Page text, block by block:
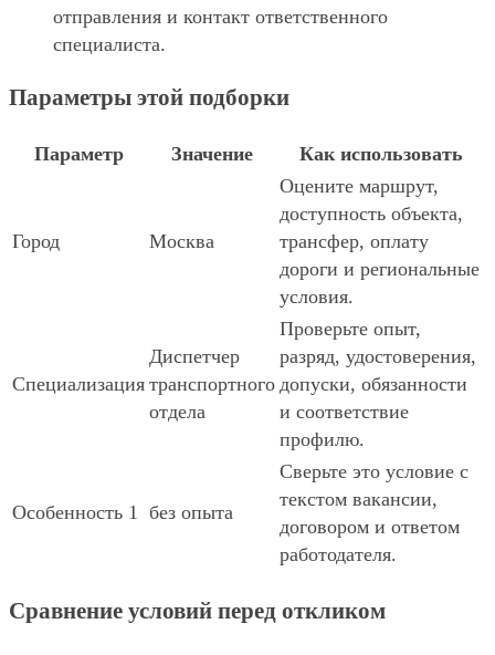
отправления и контакт ответственного
специалиста.
Параметры этой подборки
Параметр Значение Как использовать
Город Москва
Оцените маршрут,
доступность объекта,
трансфер, оплату
дороги и региональные
условия.
Специализация
Диспетчер
транспортного
отдела
Проверьте опыт,
разряд, удостоверения,
допуски, обязанности
и соответствие
профилю.
Особенность 1 без опыта
Сверьте это условие с
текстом вакансии,
договором и ответом
работодателя.
Сравнение условий перед откликом